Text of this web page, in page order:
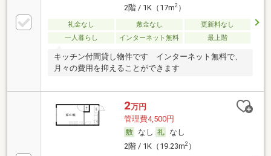
2階 / 1K（17m2）
礼金なし 敷金なし
更新料なし
一人暮らし
インターネット無料 最上階
キッチン付間貸し物件です インターネット無料で、
月々の費用を抑えることができます
2万円
管理費4,500円
なし
なし
2階 / 1K（19.23m2）